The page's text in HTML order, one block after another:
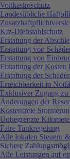
Vollkaskoschutz
Landesübliche
Kfz-Diebstahlschutz
Erstattung der
Erstattung von
Erstattung von
Erstattung der Kosten
Erstattung der
Erreichbarkeit in
Exklusiver Zugang
Änderungen der
Kostenfreie
Unbegrenzte
Faire Tankregelung
Alle lokalen Steuern
Sichere
Alle Leistungen auf